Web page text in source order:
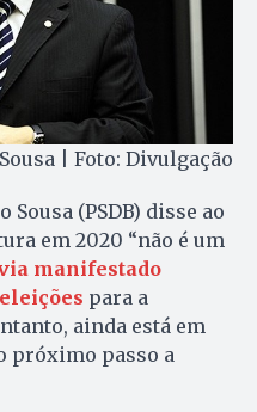
| Foto: Divulgação
Sousa (PSDB) disse ao
em 2020 “não é um
manifestado
para a
ainda está em
próximo passo a